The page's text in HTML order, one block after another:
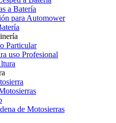
a Batería
para Automower
Particular
uso Profesional
de Motosierras